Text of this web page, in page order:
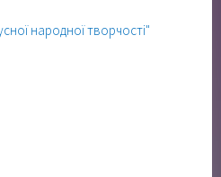
народної творчості"